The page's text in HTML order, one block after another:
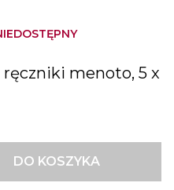
menoto, 5 x
DO KOSZYKA